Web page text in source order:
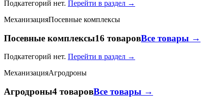
Подкатегорий нет. Перейти в раздел →
МеханизацияПосевные комплексы
Посевные комплексы16 товаровВсе товары →
Подкатегорий нет. Перейти в раздел →
МеханизацияАгродроны
Агродроны4 товаровВсе товары →